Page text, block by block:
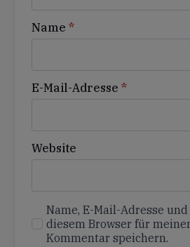
Name *
E-Mail-Adresse *
Website
Name, E-Mail-Adresse
diesem Browser für
Kommentar speichern.